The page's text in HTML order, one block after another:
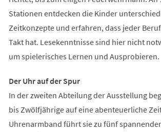
Stationen entdecken die Kinder
Zeitkonzepte und erfahren, dass jeder
Takt hat. Lesekenntnisse sind hier nicht
um spielerisches Lernen und Ausprobieren.
Der Uhr auf der Spur
In der zweiten Abteilung der Ausstellung
bis Zwölfjährige auf eine abenteuerliche
Uhrenarmband führt sie zu fünf